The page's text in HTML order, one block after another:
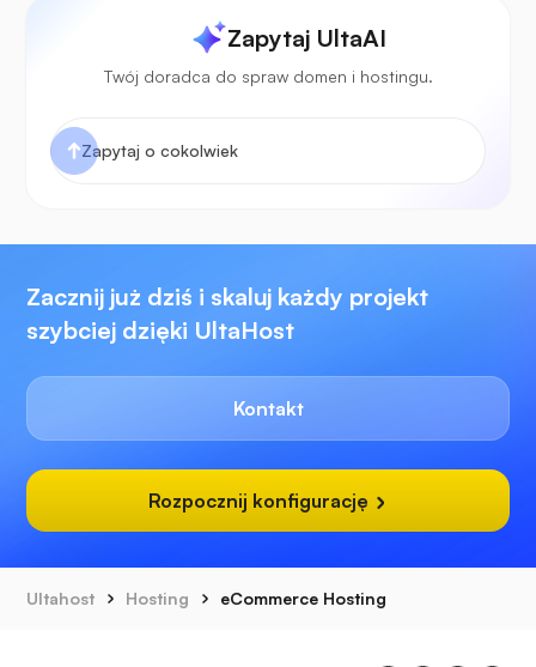
Zapytaj UltaAI
Twój doradca do spraw domen i hostingu.
Zacznij już dziś i skaluj każdy projekt
szybciej dzięki UltaHost
Kontakt
Rozpocznij konfigurację
Ultahost Hosting eCommerce Hosting